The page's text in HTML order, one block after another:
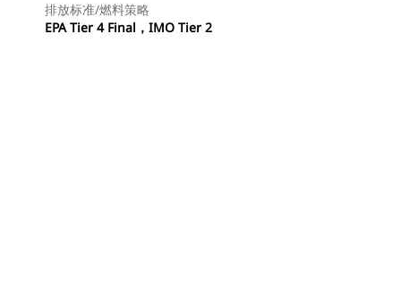
排放标准/燃料策略
EPA Tier 4 Final，IMO Tier 2